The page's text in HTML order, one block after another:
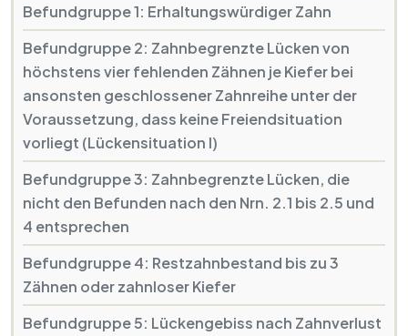
Befundgruppe 1: Erhaltungswürdiger Zahn
Befundgruppe 2: Zahnbegrenzte Lücken von
höchstens vier fehlenden Zähnen je Kiefer bei
ansonsten geschlossener Zahnreihe unter der
Voraussetzung, dass keine Freiendsituation
vorliegt (Lückensituation I)
Befundgruppe 3: Zahnbegrenzte Lücken, die
nicht den Befunden nach den Nrn. 2.1 bis 2.5 und
4 entsprechen
Befundgruppe 4: Restzahnbestand bis zu 3
Zähnen oder zahnloser Kiefer
Befundgruppe 5: Lückengebiss nach Zahnverlust